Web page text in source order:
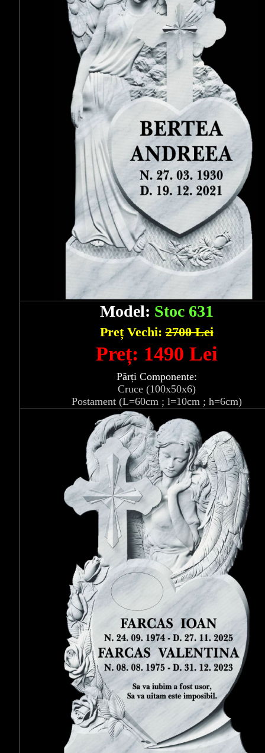
Model: Stoc 631
Preț Vechi:2700 Lei
Preț: 1490 Lei
Părți Componente:
Cruce (100x50x6)
Postament (L=60cm ; l=10cm ; h=6cm)